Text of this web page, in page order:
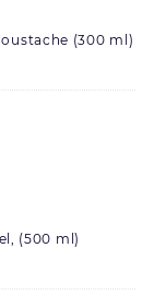
(300 ml)
(500 ml)